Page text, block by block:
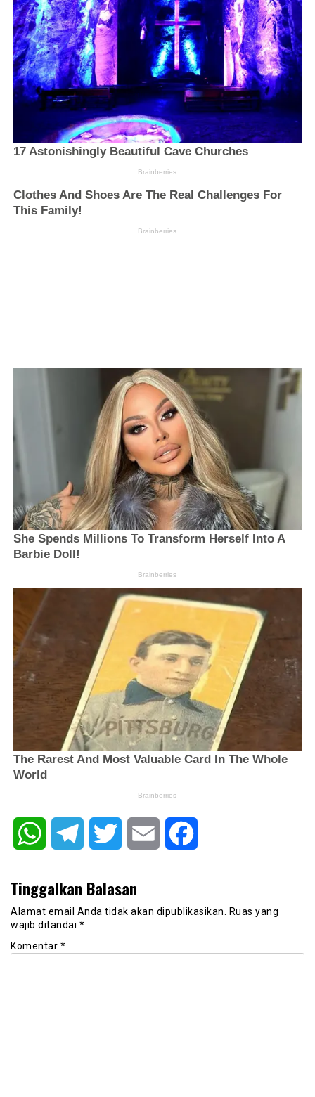
WhatsAppTelegram Twitter Email
Tinggalkan Balasan
Alamat email Anda tidak akan dipublikasikan.
Ruas yang
wajib ditandai *
Komentar *